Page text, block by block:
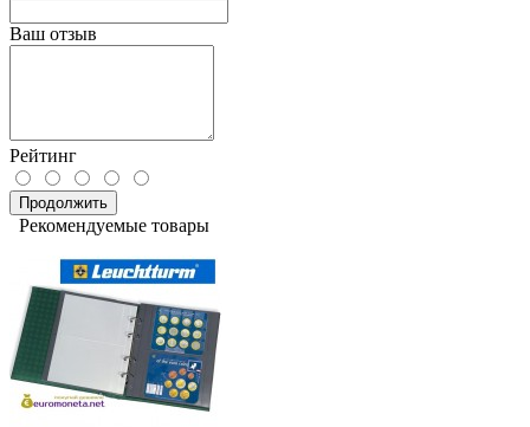
Ваш отзыв
Рейтинг
Продолжить
Рекомендуемые товары